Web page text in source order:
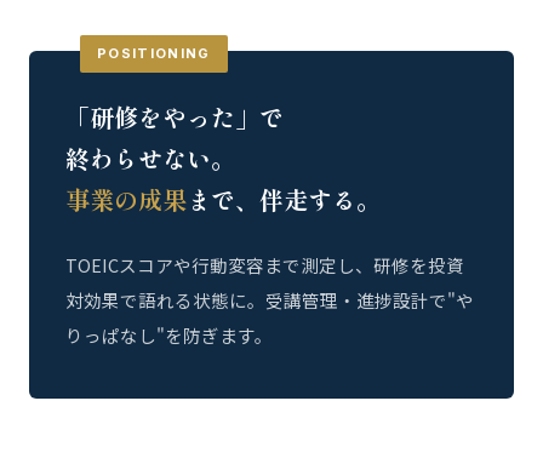
POSITIONING
「研修をやった」で
終わらせない。
事業の成果まで、伴走する。
TOEICスコアや行動変容まで測定し、研修を投資
対効果で語れる状態に。受講管理・進捗設計で"や
りっぱなし"を防ぎます。